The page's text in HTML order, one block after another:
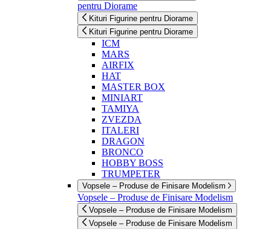
pentru Diorame
Kituri Figurine pentru Diorame
Kituri Figurine pentru Diorame
ICM
MARS
AIRFIX
HAT
MASTER BOX
MINIART
TAMIYA
ZVEZDA
ITALERI
DRAGON
BRONCO
HOBBY BOSS
TRUMPETER
Vopsele – Produse de Finisare Modelism
Vopsele – Produse de Finisare Modelism
Vopsele – Produse de Finisare Modelism
Vopsele – Produse de Finisare Modelism